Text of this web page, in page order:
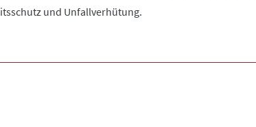
und Unfallverhütung.